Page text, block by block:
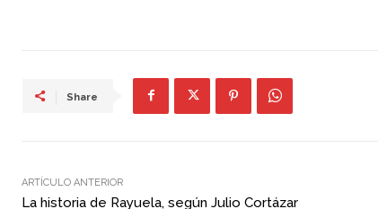
Share
ARTÍCULO ANTERIOR
La historia de Rayuela, según Julio Cortázar